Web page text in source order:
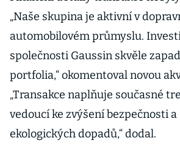
„Naše skupina je aktivní v
automobilovém průmyslu.
společnosti Gaussin skvěle
portfolia,“ okomentoval novou
„Transakce naplňuje současné
vedoucí ke zvýšení bezpečnosti
ekologických dopadů,“ dodal.